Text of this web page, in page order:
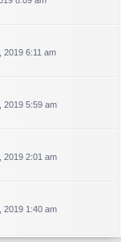
2019 6:11 am
2019 5:59 am
2019 2:01 am
2019 1:40 am